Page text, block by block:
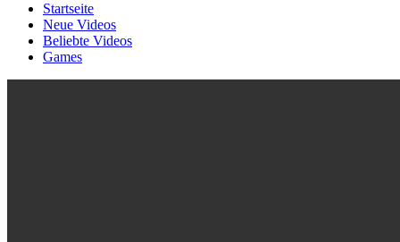
Startseite
Neue Videos
Beliebte Videos
Games